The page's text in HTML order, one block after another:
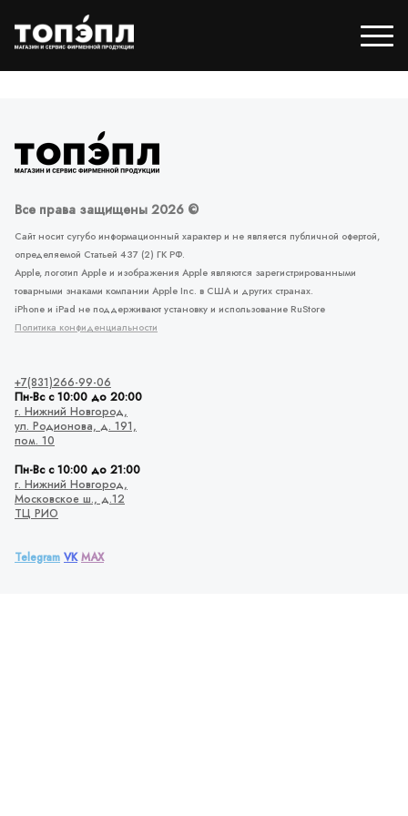
Все права защищены 2026 ©
Сайт носит сугубо информационный характер и не является публичной офертой,
определяемой Статьей 437 (2) ГК РФ.
Apple, логотип Apple и изображения Apple являются зарегистрированными
товарными знаками компании Apple Inc. в США и других странах.
iPhone и iPad не поддерживают установку и использование RuStore
Политика конфиденциальности
+7(831)266-99-06
Пн-Вс с 10:00 до 20:00
г. Нижний Новгород,
ул. Родионова, д. 191,
пом. 10
Пн-Вс с 10:00 до 21:00
г. Нижний Новгород,
Московское ш., д.12
ТЦ РИО
Telegram VK MAX